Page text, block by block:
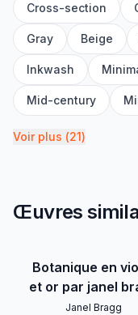
Cross-section
Gray Beige
Inkwash
Mid-century
Voir plus (21)
Œuvres
Botanique en
et or par janel
Janel Bragg